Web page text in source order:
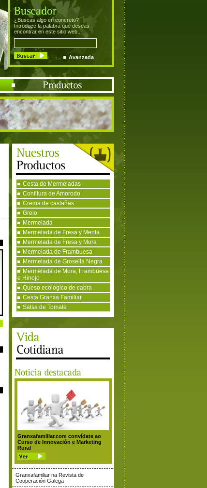
¿Buscas algo en concreto?
Introduce la palabra que deseas
encontrar en este sitio web...
Avanzada
Cesta de Mermeladas
Confitura de Amorodo
Crema de castañas
Grelo
Mermelada
Mermelada de Fresa y Menta
Mermelada de Fresa y Mora
Mermelada de Frambuesa
Mermelada de Grosella Negra
Mermelada de Mora, Frambuesa
e Hinojo
Queso ecológico de cabra
Cesta Granxa Familiar
Salsa de Tomate
Granxafamiliar.com convídate ao
Curso de Innovación e Marketing
Rural
Granxafamiliar na Revista de
Cooperación Galega